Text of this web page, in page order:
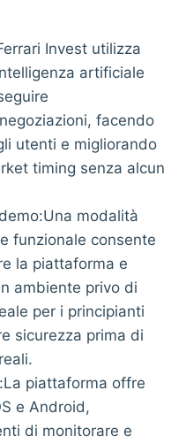
Invest utilizza
artificiale
facendo
utenti e migliorando
timing senza alcun
modalità
funzionale consente
la piattaforma e
ambiente privo di
per i principianti
sicurezza prima di
piattaforma offre
e Android,
di monitorare e